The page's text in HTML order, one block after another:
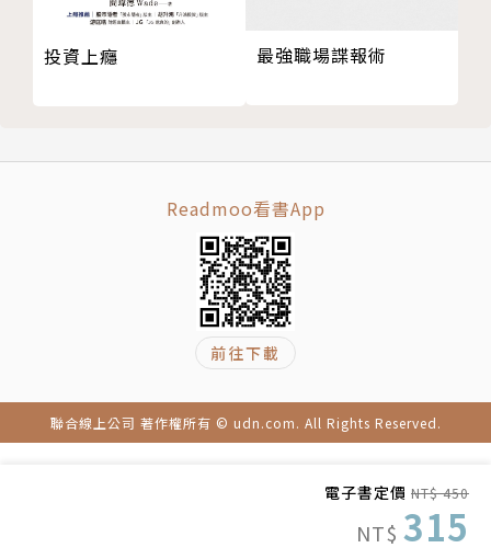
電子書定價 NT$ 450
NT$ 315
周曉琪
業談判最佳實務》、《凱洛格管理學院：經營與策略最
投資上癮 最強職場諜報術
Readmoo看書App
前往下載
聯合線上公司 著作權所有 © udn.com. All Rights Reserved.